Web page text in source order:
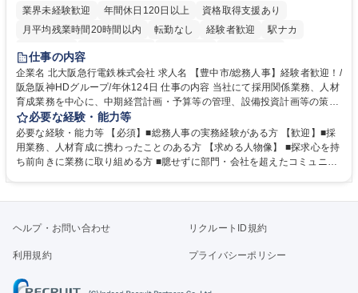
業界未経験歓迎
年間休日120日以上
資格取得支援あり
月平均残業時間20時間以内
転勤なし 経験者歓迎
駅ナカ
退職金あり
土日祝休み
服装自由 昼食補助あり 食事補助あり
仕事の内容
企業名 北大阪急行電鉄株式会社 求人名 【豊中市/総務人事】経験者歓迎！/
阪急阪神HDグループ/年休124日 仕事の内容 当社にて採用関係業務、人材
育成業務を中心に、中期経営計画・予算等の管理、設備投資計画等の策
定、さらに社内の重要会議の運営等、経営の根幹となる幅広い総務人事業
務全般を担当していただきます。 【主な業務内容】 ■採用関係業務および
人材育成(社員研修)業務の推進 ■中期経営計画および予算等の管理 ■設備
投資計画等の策定 ■社内の重要会議の運営 ■その他総務人事業務全般 【入
務人事】経験者歓迎！/阪急阪神HDグループ/年休124日
必要な経験・能力等
必要な経験・能力等 【必須】■総務人事の実務経験がある方 【歓迎】■採
用業務、人材育成に携わったことのある方 【求める人物像】 ■探求心を持
ち前向きに業務に取り組める方 ■臆せずに部門・会社を超えたコミュニケ
ヘルプ・お問い合わせ リクルートID規約
利用規約 プライバシーポリシー